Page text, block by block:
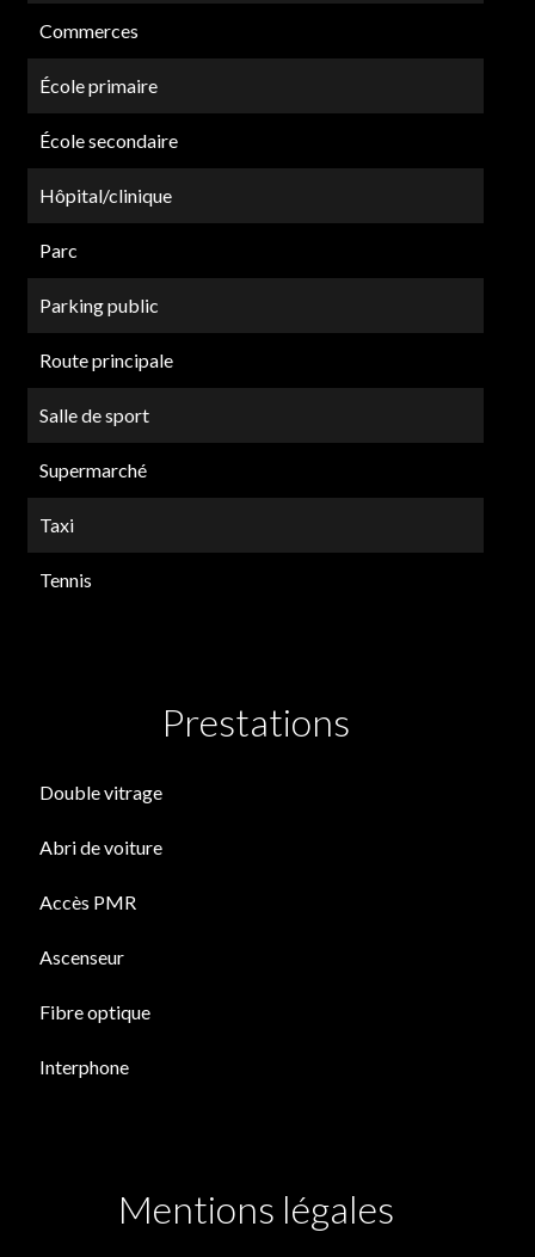
Commerces
École primaire
École secondaire
Hôpital/clinique
Parc
Parking public
Route principale
Salle de sport
Supermarché
Taxi
Tennis
Prestations
Double vitrage
Abri de voiture
Accès PMR
Ascenseur
Fibre optique
Interphone
Mentions légales